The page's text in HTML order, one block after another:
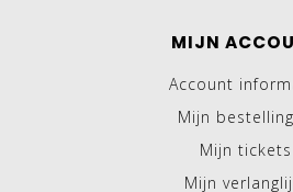
MIJN
Account
Mijn
Mijn tickets
Mijn